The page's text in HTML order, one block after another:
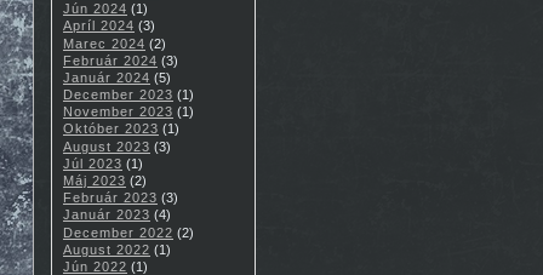
Jún 2024 (1)
Apríl 2024 (3)
Marec 2024 (2)
Február 2024 (3)
Január 2024 (5)
December 2023 (1)
November 2023 (1)
Október 2023 (1)
August 2023 (3)
Júl 2023 (1)
Máj 2023 (2)
Február 2023 (3)
Január 2023 (4)
December 2022 (2)
August 2022 (1)
Jún 2022 (1)